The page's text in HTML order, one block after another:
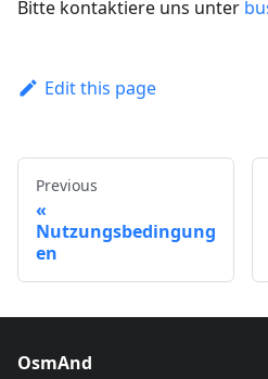
Bitte kontaktiere uns unter
Edit this page
Previous
Nutzungsbedingung
en
OsmAnd